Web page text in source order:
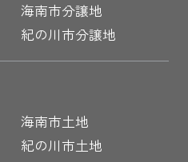
海南市分譲地
紀の川市分譲地
海南市土地
紀の川市土地